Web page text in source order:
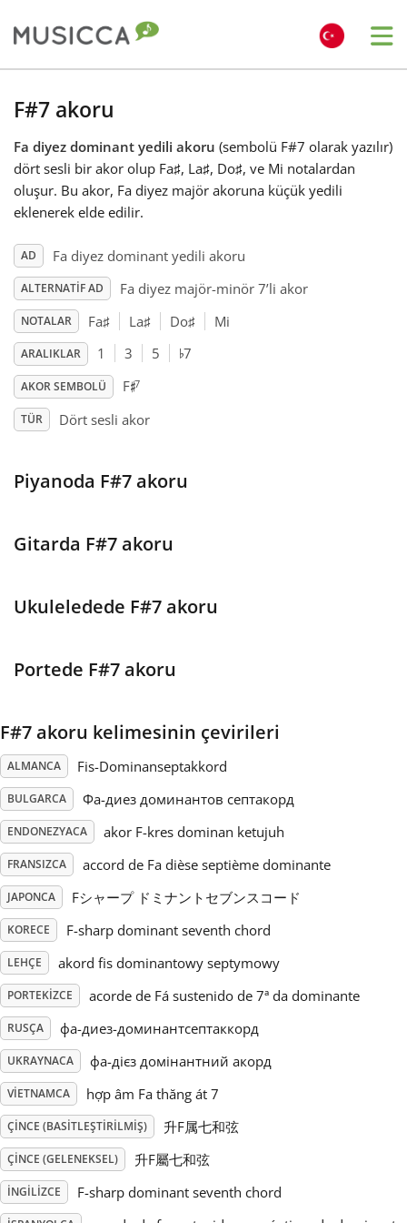
Български
Dansk
Deutsch
English
Español
Italiano
日本語
Polski
Português
Русский
Svenska
Tiếng Việt
Türkçe
Українська
简体中文
繁體中文
F#7 akoru
Fa diyez dominant yedili akoru (sembolü F#7 olarak yazılır)
dört sesli bir akor olup Fa♯, La♯, Do♯, ve Mi notalardan
oluşur. Bu akor, Fa diyez majör akoruna küçük yedili
eklenerek elde edilir.
AD Fa diyez dominant yedili akoru
ALTERNATIF AD Fa diyez majör-minör 7’li akor
NOTALAR Fa♯ La♯ Do♯ Mi
ARALIKLAR 1 3 5 ♭7
AKOR SEMBOLÜ F♯7
TÜR Dört sesli akor
Piyanoda F#7 akoru
Gitarda F#7 akoru
Ukuleledede F#7 akoru
Portede F#7 akoru
F#7 akoru kelimesinin çevirileri
ALMANCA Fis-Dominanseptakkord
BULGARCA Фа-диез доминантов септакорд
ENDONEZYACA akor F-kres dominan ketujuh
FRANSIZCA accord de Fa dièse septième dominante
JAPONCA Fシャープ ドミナントセブンスコード
KORECE F-sharp dominant seventh chord
LEHÇE akord fis dominantowy septymowy
PORTEKIZCE acorde de Fá sustenido de 7ª da dominante
RUSÇA фа-диез-доминантсептаккорд
UKRAYNACA фа-дієз домінантний акорд
VIETNAMCA hợp âm Fa thăng át 7
ÇINCE (BASITLEŞTIRILMIŞ) 升F属七和弦
ÇINCE (GELENEKSEL) 升F屬七和弦
İNGILIZCE F-sharp dominant seventh chord